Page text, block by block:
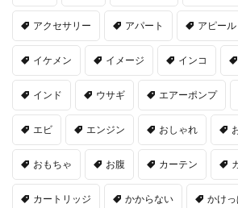
アクセサリー アパート アピール
イケメン イメージ インコ
インド ウサギ エアーポンプ
エビ エンジン おしゃれ
おもちゃ お腹 カーテン
カートリッジ かからない かけっ